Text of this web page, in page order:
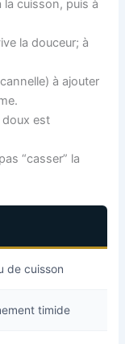
la cuisson, puis à
la douceur; à
à ajouter
doux est
“casser” la
de cuisson
timide